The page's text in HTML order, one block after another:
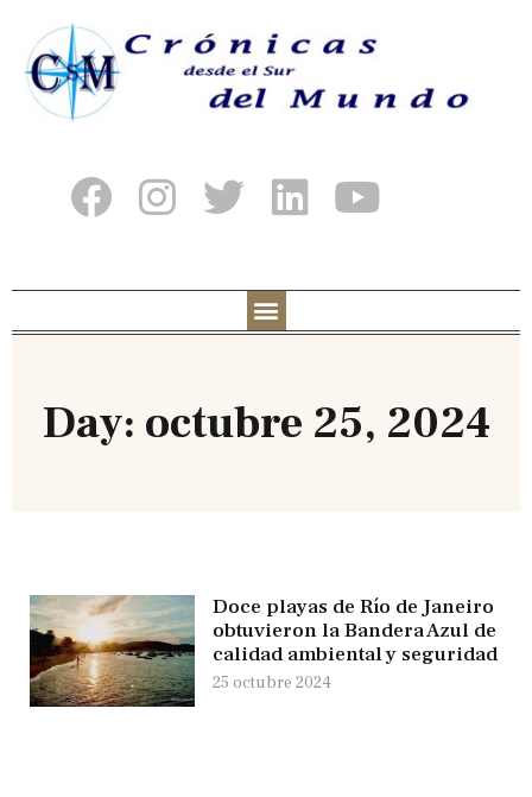
Day: octubre 25, 2024
Doce playas de Río de Janeiro
obtuvieron la Bandera Azul de
calidad ambiental y seguridad
25 octubre 2024